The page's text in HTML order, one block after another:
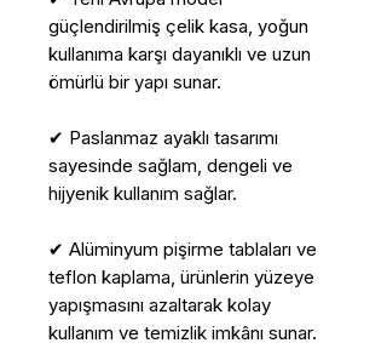
güçlendirilmiş çelik kasa, yoğun
kullanıma karşı dayanıklı ve uzun
ömürlü bir yapı sunar.
✔ Paslanmaz ayaklı tasarımı
sayesinde sağlam, dengeli ve
hijyenik kullanım sağlar.
✔ Alüminyum pişirme tablaları ve
teflon kaplama, ürünlerin yüzeye
yapışmasını azaltarak kolay
kullanım ve temizlik imkânı sunar.